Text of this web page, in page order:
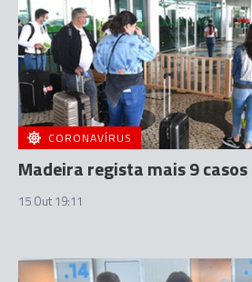
CORONAVÍRUS
Madeira regista mais 9
15 Out 19:11